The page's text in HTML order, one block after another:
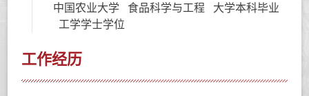
中国农业大学 食品科学与工程 大学本科毕业
工学学士学位
工作经历